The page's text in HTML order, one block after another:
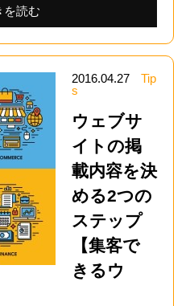
を読む
2016.04.27
Tip
s
ウェブサ
イトの掲
載内容を決
める2つの
ステップ
【集客で
きるウ